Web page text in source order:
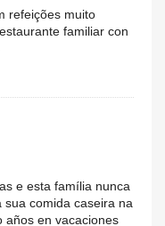
refeições muito
familiar con
e esta família nunca
comida caseira na
años en vacaciones